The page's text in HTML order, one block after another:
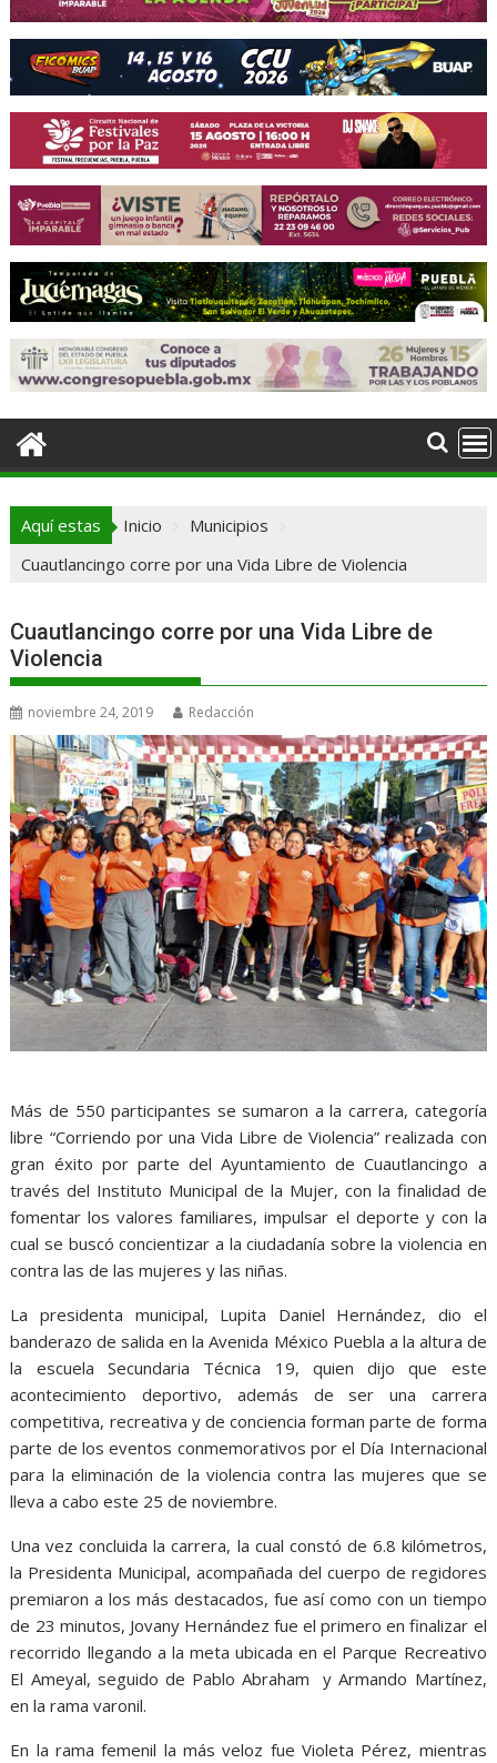
Aquí estas Inicio
Municipios
Cuautlancingo corre por una Vida Libre de Violencia
Cuautlancingo corre por una Vida Libre de
Violencia
noviembre 24, 2019 Redacción
Más de 550 participantes se sumaron a la carrera, categoría
libre “Corriendo por una Vida Libre de Violencia” realizada con
gran éxito por parte del Ayuntamiento de Cuautlancingo a
través del Instituto Municipal de la Mujer, con la finalidad de
fomentar los valores familiares, impulsar el deporte y con la
cual se buscó concientizar a la ciudadanía sobre la violencia en
contra las de las mujeres y las niñas.
La presidenta municipal, Lupita Daniel Hernández, dio el
banderazo de salida en la Avenida México Puebla a la altura de
la escuela Secundaria Técnica 19, quien dijo que este
acontecimiento deportivo, además de ser una carrera
competitiva, recreativa y de conciencia forman parte de forma
parte de los eventos conmemorativos por el Día Internacional
para la eliminación de la violencia contra las mujeres que se
lleva a cabo este 25 de noviembre.
Una vez concluida la carrera, la cual constó de 6.8 kilómetros,
la Presidenta Municipal, acompañada del cuerpo de regidores
premiaron a los más destacados, fue así como con un tiempo
de 23 minutos, Jovany Hernández fue el primero en finalizar el
recorrido llegando a la meta ubicada en el Parque Recreativo
El Ameyal, seguido de Pablo Abraham y Armando Martínez,
en la rama varonil.
En la rama femenil la más veloz fue Violeta Pérez, mientras